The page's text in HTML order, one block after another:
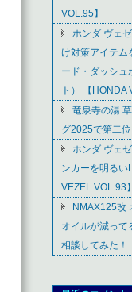
VOL.95】
ホンダ ヴェ
け対策アイテム
ード・ダッシュ
ト） 【HONDA
竜泉寺の湯
グ2025で第二
ホンダ ヴェ
ンカーを明るい
VEZEL VOL.93】
NMAX125改
オイルが減っ
相談してみた！